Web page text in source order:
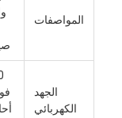
المواصفات
الجهد
الكهربائي